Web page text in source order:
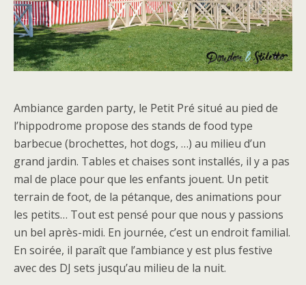
Ambiance garden party, le Petit Pré situé au pied de
l’hippodrome propose des stands de food type
barbecue (brochettes, hot dogs, …) au milieu d’un
grand jardin. Tables et chaises sont installés, il y a pas
mal de place pour que les enfants jouent. Un petit
terrain de foot, de la pétanque, des animations pour
les petits… Tout est pensé pour que nous y passions
un bel après-midi. En journée, c’est un endroit familial.
En soirée, il paraît que l’ambiance y est plus festive
avec des DJ sets jusqu’au milieu de la nuit.